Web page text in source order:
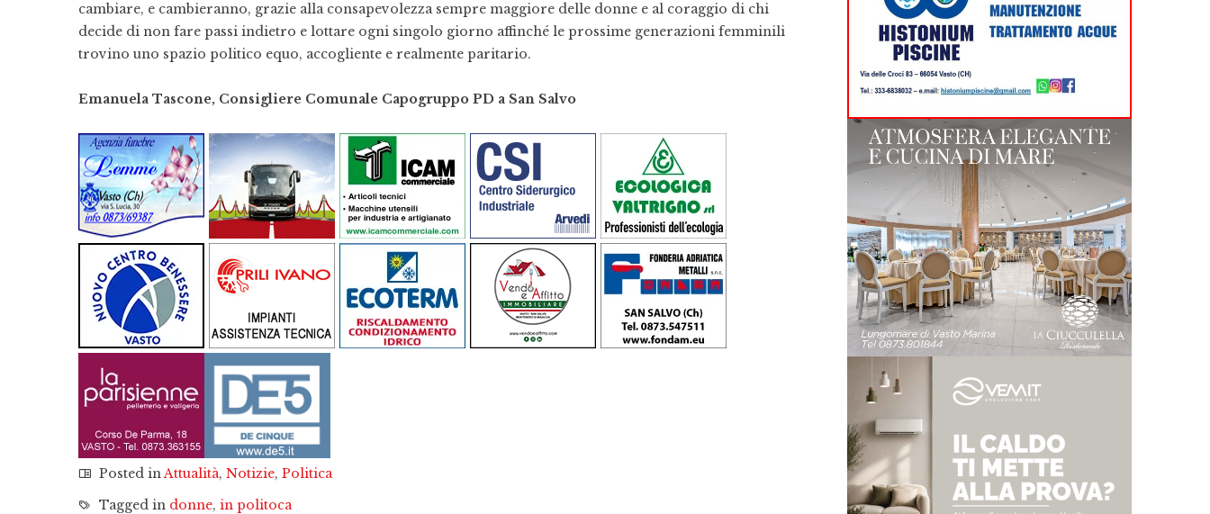
cambiare, e cambieranno, grazie alla consapevolezza sempre maggiore delle donne e al coraggio di chi
decide di non fare passi indietro e lottare ogni singolo giorno affinché le prossime generazioni femminili
trovino uno spazio politico equo, accogliente e realmente paritario.
Emanuela Tascone, Consigliere Comunale Capogruppo PD a San Salvo
Posted inAttualità, Notizie, Politica
Tagged in donne, in politoca